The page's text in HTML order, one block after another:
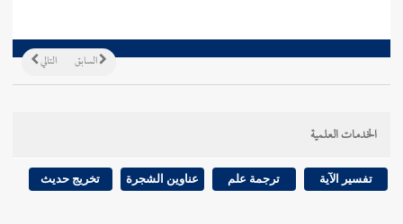
التالي السابق
الخدمات العلمية
تفسير الآية ترجمة علم عناوين الشجرة تخريج حديث